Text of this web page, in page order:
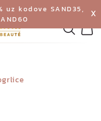
kodove SAND35,
X